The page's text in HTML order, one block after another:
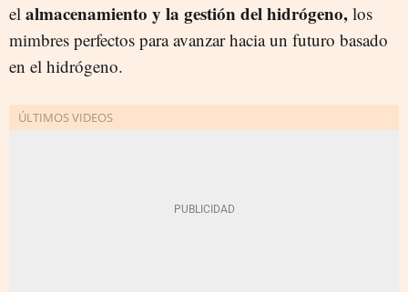
el almacenamiento y la gestión del hidrógeno, los
mimbres perfectos para avanzar hacia un futuro basado
en el hidrógeno.